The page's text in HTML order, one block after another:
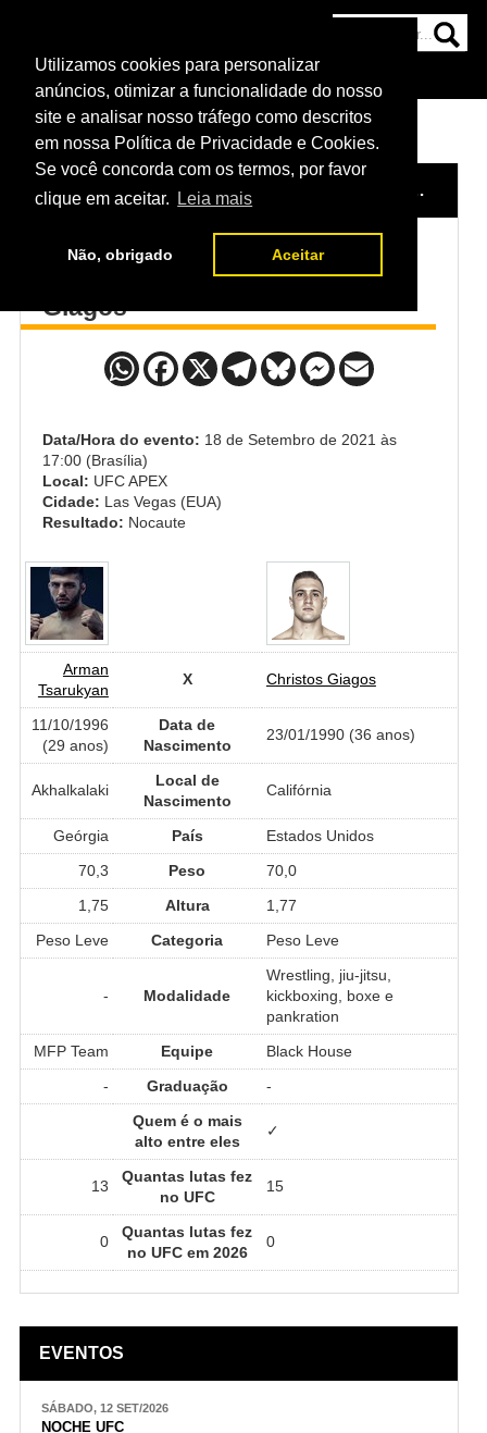
Utilizamos cookies para personalizar
anúncios, otimizar a funcionalidade do nosso
site e analisar nosso tráfego como descritos
em nossa Política de Privacidade e Cookies.
Se você concorda com os termos, por favor
clique em aceitar.
Leia mais
Não, obrigado Aceitar
NOTÍCIAS
HOME EVENTO / UFC SMITH X SPANN ARMAN
Arman Tsarukyan x Christos
Giagos
Data/Hora do evento: 18 de Setembro de 2021 às
17:00 (Brasília)
Local: UFC APEX
Cidade: Las Vegas (EUA)
Resultado: Nocaute
Arman
Tsarukyan
X Christos Giagos
11/10/1996
(29 anos)
Data de
Nascimento
23/01/1990 (36 anos)
Akhalkalaki
Local de
Nascimento
Califórnia
Geórgia País
Estados Unidos
70,3
Peso
70,0
1,75
Altura
1,77
Peso Leve
Categoria Peso Leve
- Modalidade
Wrestling, jiu-jitsu,
kickboxing, boxe e
pankration
MFP Team
Equipe
Black House
-
Graduação
-
Quem é o mais
alto entre eles
✓
13
Quantas lutas fez
no UFC
15
0
Quantas lutas fez
no UFC em 2026
0
EVENTOS
SÁBADO, 12 SET/2026
NOCHE UFC